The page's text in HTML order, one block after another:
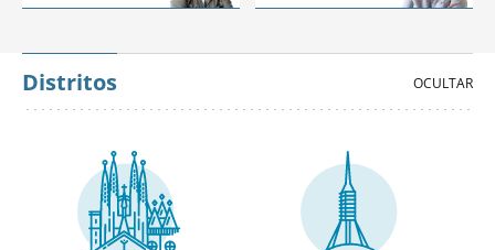
Distritos